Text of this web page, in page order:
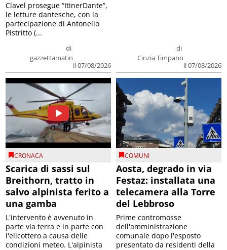
di
gazzettamatin
il 07/08/2026
Clavel prosegue “ItinerDante”,
le letture dantesche, con la
partecipazione di Antonello
Pistritto (...
di
Cinzia Timpano
il 07/08/2026
CRONACA
Scarica di sassi sul
Breithorn, tratto in
salvo alpinista ferito a
una gamba
L'intervento è avvenuto in
parte via terra e in parte con
l'elicottero a causa delle
condizioni meteo. L'alpinista
COMUNI
Aosta, degrado in via
Festaz: installata una
telecamera alla Torre
del Lebbroso
Prime contromosse
dell'amministrazione
comunale dopo l'esposto
presentato da residenti della